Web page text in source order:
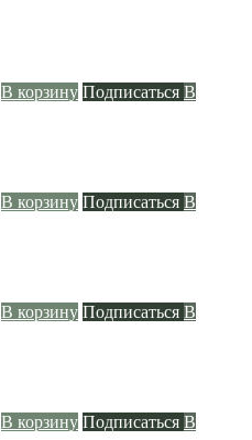
В корзину Подписаться В
В корзину Подписаться В
В корзину Подписаться В
В корзину Подписаться В